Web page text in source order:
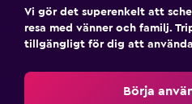
Vi gör det superenkelt att
resa med vänner och familj.
tillgängligt för dig att
Börja